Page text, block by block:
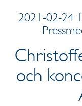
2021-02-24
och